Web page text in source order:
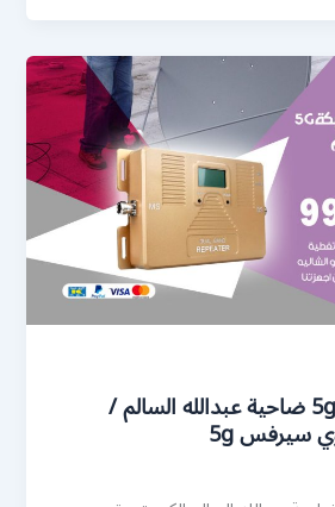
رقم مقوي شبكة 5g ضاحية عبدالله السالم /